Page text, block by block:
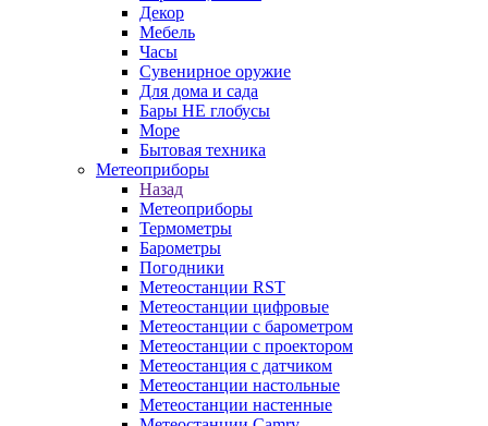
Декор
Мебель
Часы
Сувенирное оружие
Для дома и сада
Бары НЕ глобусы
Море
Бытовая техника
Метеоприборы
Назад
Метеоприборы
Термометры
Барометры
Погодники
Метеостанции RST
Метеостанции цифровые
Метеостанции с барометром
Метеостанции с проектором
Метеостанция с датчиком
Метеостанции настольные
Метеостанции настенные